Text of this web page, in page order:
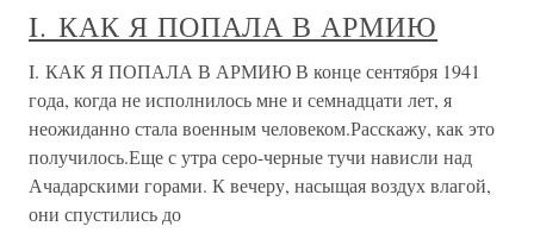
I. КАК Я ПОПАЛА В АРМИЮ
I. КАК Я ПОПАЛА В АРМИЮ В конце сентября 1941
года, когда не исполнилось мне и семнадцати лет, я
неожиданно стала военным человеком.Расскажу, как это
получилось.Еще с утра серо-черные тучи нависли над
Ачадарскими горами. К вечеру, насыщая воздух влагой,
они спустились до